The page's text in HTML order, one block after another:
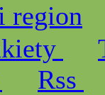
region
Rss